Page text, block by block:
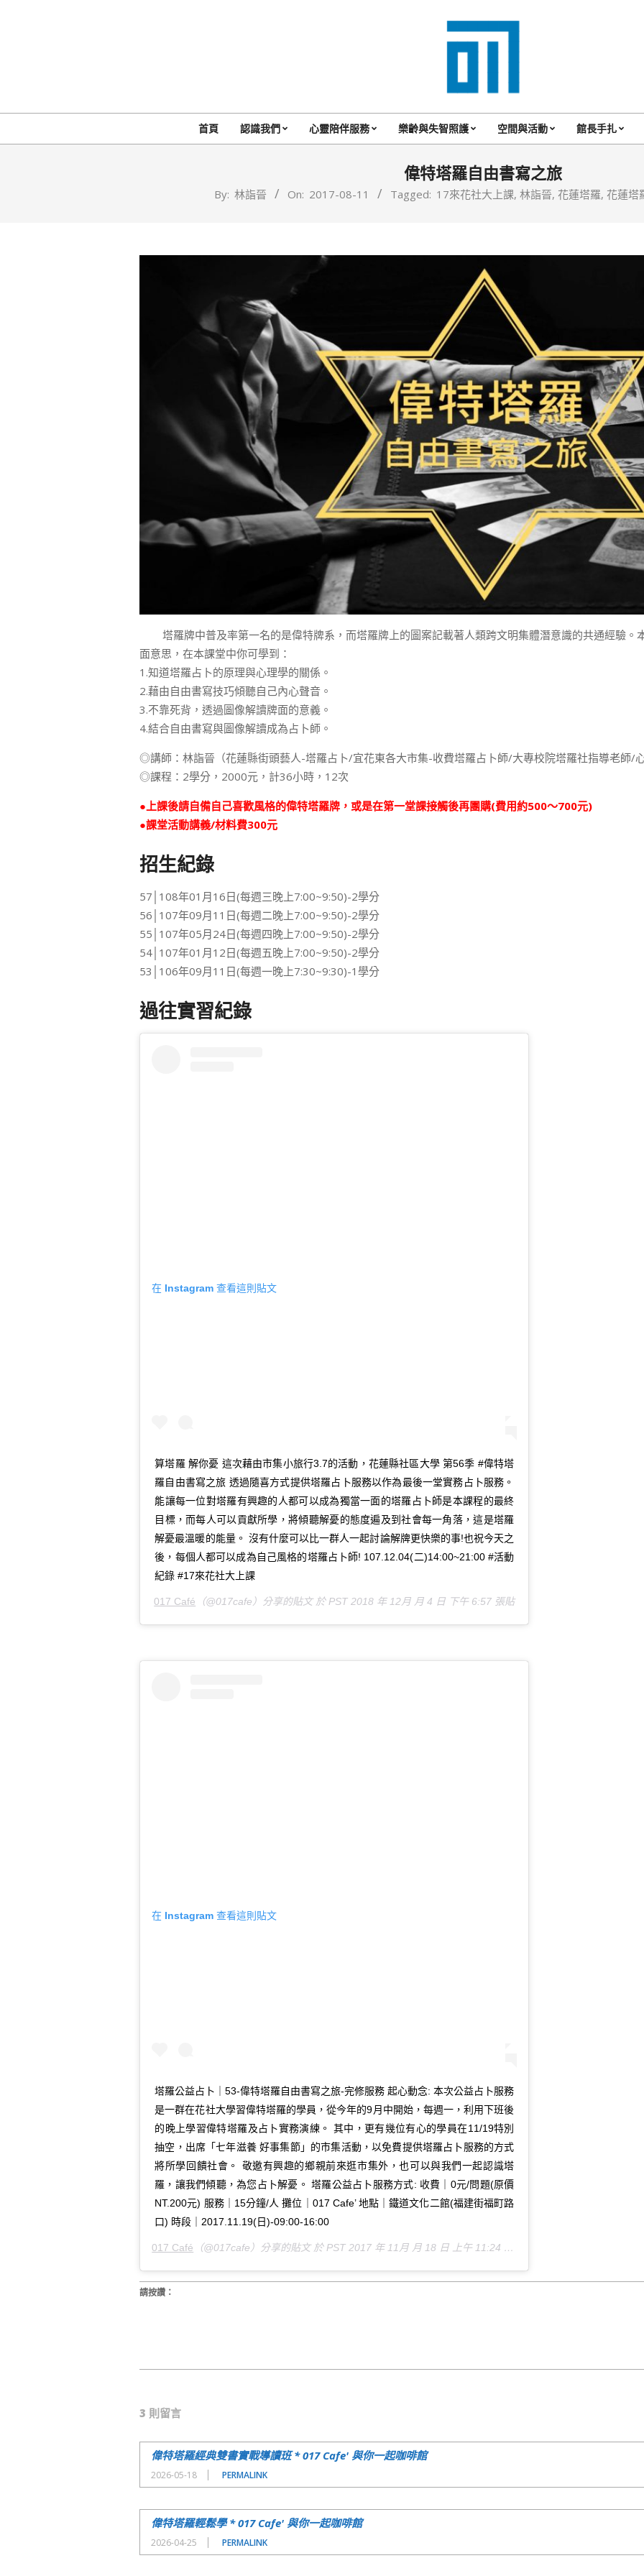
017
Cafe'
與
你
一
咖
啡
館
Primary
Menu
首頁 認識我們 心靈陪伴服務 樂齡與失智照護 空間與活動 館長手扎
偉特塔羅自由書寫之旅
By: 林詣晉 On: 2017-08-11 Tagged: 17來花社大上課, 林詣晉, 花蓮塔羅, 花蓮塔
塔羅牌中普及率第一名的是偉特牌系，而塔羅牌上的圖案記載著人類跨文明集體潛意識的共通經驗。
面意思，在本課堂中你可學到：
1.知道塔羅占卜的原理與心理學的關係。
2.藉由自由書寫技巧傾聽自己內心聲音。
3.不靠死背，透過圖像解讀牌面的意義。
4.結合自由書寫與圖像解讀成為占卜師。
◎講師：林詣晉（花蓮縣街頭藝人-塔羅占卜/宜花東各大市集-收費塔羅占卜師/大專校院塔羅社指導老師/心
◎課程：2學分，2000元，計36小時，12次
●上課後請自備自己喜歡風格的偉特塔羅牌，或是在第一堂課接觸後再團購(費用約500～700元)
●課堂活動講義/材料費300元
招生紀錄
57│108年01月16日(每週三晚上7:00~9:50)-2學分
56│107年09月11日(每週二晚上7:00~9:50)-2學分
55│107年05月24日(每週四晚上7:00~9:50)-2學分
54│107年01月12日(每週五晚上7:00~9:50)-2學分
53│106年09月11日(每週一晚上7:30~9:30)-1學分
過往實習紀錄
在 Instagram 查看這則貼文
算塔羅 解你憂 這次藉由市集小旅行3.7的活動，花蓮縣社區大學 第56季 #偉特塔
羅自由書寫之旅 透過隨喜方式提供塔羅占卜服務以作為最後一堂實務占卜服務。
能讓每一位對塔羅有興趣的人都可以成為獨當一面的塔羅占卜師是本課程的最終
目標，而每人可以貢獻所學，將傾聽解憂的態度遍及到社會每一角落，這是塔羅
解憂最溫暖的能量。 沒有什麼可以比一群人一起討論解牌更快樂的事!也祝今天之
後，每個人都可以成為自己風格的塔羅占卜師! 107.12.04(二)14:00~21:00 #活動
紀錄 #17來花社大上課
017 Café （@017cafe）分享的貼文 於 PST 2018 年 12月 月 4 日 下午 6:57 張貼
在 Instagram 查看這則貼文
塔羅公益占卜｜53-偉特塔羅自由書寫之旅-完修服務 起心動念: 本次公益占卜服務
是一群在花社大學習偉特塔羅的學員，從今年的9月中開始，每週一，利用下班後
的晚上學習偉特塔羅及占卜實務演練。 其中，更有幾位有心的學員在11/19特別
抽空，出席「七年滋養 好事集節」的市集活動，以免費提供塔羅占卜服務的方式
將所學回饋社會。 敬邀有興趣的鄉親前來逛市集外，也可以與我們一起認識塔
羅，讓我們傾聽，為您占卜解憂。 塔羅公益占卜服務方式: 收費｜0元/問題(原價
NT.200元) 服務｜15分鐘/人 攤位｜017 Cafe’ 地點｜鐵道文化二館(福建街福町路
口) 時段｜2017.11.19(日)-09:00-16:00
017 Café （@017cafe）分享的貼文 於PST 2017 年 11月 月 18 日 上午 11:24
請按讚：
11
3 則留言
偉特塔羅經典雙書實戰導讀班 * 017 Cafe' 與你一起咖啡館
2026-05-18 PERMALINK
偉特塔羅輕鬆學 * 017 Cafe' 與你一起咖啡館
2026-04-25 PERMALINK